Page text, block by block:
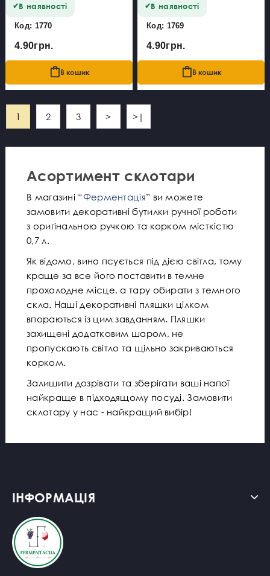
В наявності
Код: 1770
4.90грн.
В кошик
В наявності
Код: 1769
4.90грн.
В кошик
1 2 3 > >|
Асортимент склотари
В магазині “Ферментація” ви можете
замовити декоративні бутилки ручної роботи
з оригінальною ручкою та корком місткістю
0,7 л.
Як відомо, вино псується під дією світла, тому
краще за все його поставити в темне
прохолодне місце, а тару обирати з темного
скла. Наші декоративні пляшки цілком
впораються із цим завданням. Пляшки
захищені додатковим шаром, не
пропускають світло та щільно закриваються
корком.
Залишити дозрівати та зберігати ваші напої
найкраще в підходящому посуді. Замовити
склотару у нас - найкращий вибір!
ІНФОРМАЦІЯ